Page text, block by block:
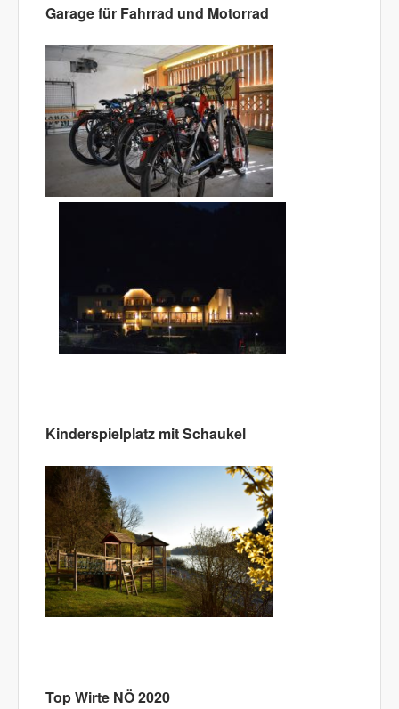
Garage für Fahrrad und Motorrad
Kinderspielplatz mit Schaukel
Top Wirte NÖ 2020